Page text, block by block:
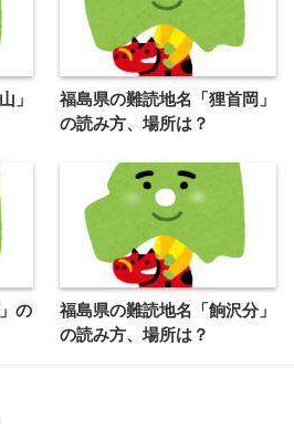
」
福島県の難読地名「狸首岡」
の読み方、場所は？
の
福島県の難読地名「餉沢分」
の読み方、場所は？